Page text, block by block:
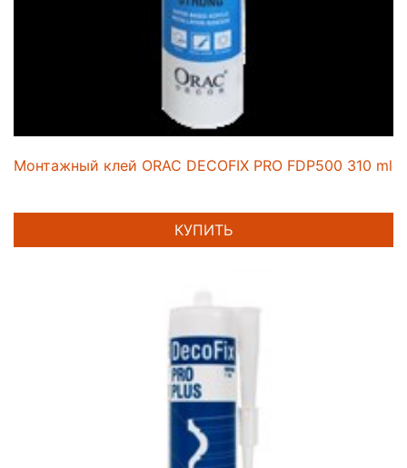
Монтажный клей ORAC DECOFIX PRO FDP500 310 ml
КУПИТЬ